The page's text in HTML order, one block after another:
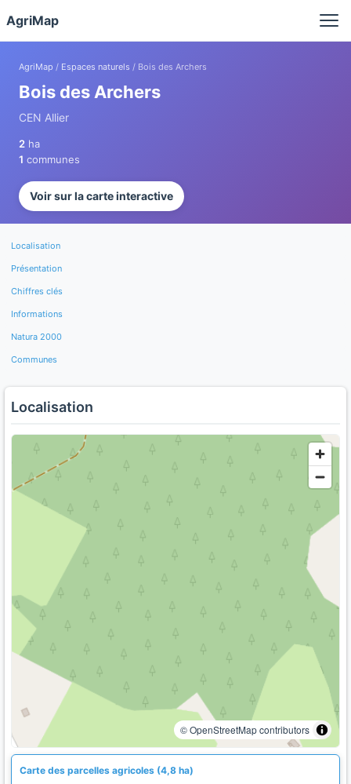
AgriMap
AgriMap / Espaces naturels / Bois des Archers
Bois des Archers
CEN Allier
2 ha
1 communes
Voir sur la carte interactive
Localisation
Présentation
Chiffres clés
Informations
Natura 2000
Communes
Localisation
© OpenStreetMap contributors
Carte des parcelles agricoles (4,8 ha)